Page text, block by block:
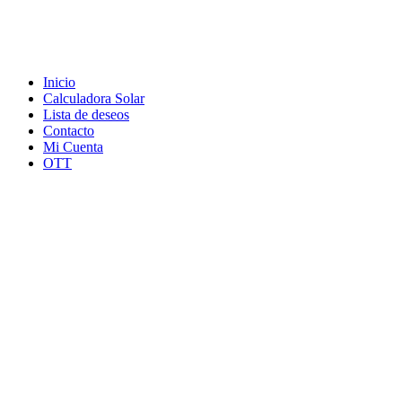
Inicio
Calculadora Solar
Lista de deseos
Contacto
Mi Cuenta
OTT